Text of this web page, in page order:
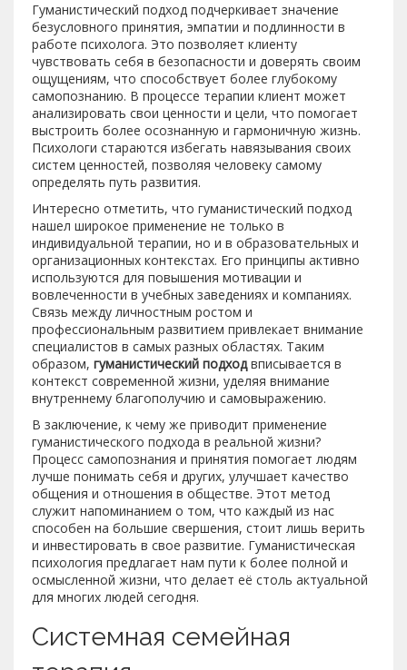
Гуманистический подход подчеркивает значение
безусловного принятия, эмпатии и подлинности в
работе психолога. Это позволяет клиенту
чувствовать себя в безопасности и доверять своим
ощущениям, что способствует более глубокому
самопознанию. В процессе терапии клиент может
анализировать свои ценности и цели, что помогает
выстроить более осознанную и гармоничную жизнь.
Психологи стараются избегать навязывания своих
систем ценностей, позволяя человеку самому
определять путь развития.
Интересно отметить, что гуманистический подход
нашел широкое применение не только в
индивидуальной терапии, но и в образовательных и
организационных контекстах. Его принципы активно
используются для повышения мотивации и
вовлеченности в учебных заведениях и компаниях.
Связь между личностным ростом и
профессиональным развитием привлекает внимание
специалистов в самых разных областях. Таким
образом, гуманистический подходвписывается в
контекст современной жизни, уделяя внимание
внутреннему благополучию и самовыражению.
В заключение, к чему же приводит применение
гуманистического подхода в реальной жизни?
Процесс самопознания и принятия помогает людям
лучше понимать себя и других, улучшает качество
общения и отношения в обществе. Этот метод
служит напоминанием о том, что каждый из нас
способен на большие свершения, стоит лишь верить
и инвестировать в свое развитие. Гуманистическая
психология предлагает нам пути к более полной и
осмысленной жизни, что делает её столь актуальной
для многих людей сегодня.
Системная семейная